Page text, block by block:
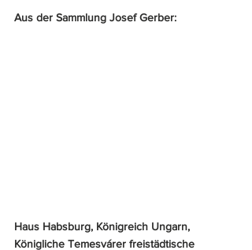
Aus der Sammlung Josef Gerber:
Haus Habsburg, Königreich Ungarn,
Königliche Temesvárer freistädtische